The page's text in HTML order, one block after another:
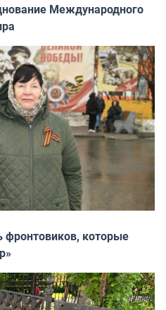
Международного
фронтовиков, которые